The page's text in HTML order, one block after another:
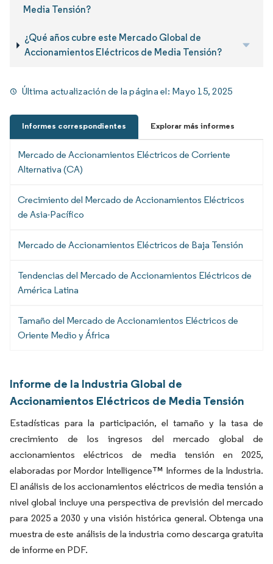
Media Tensión?
¿Qué años cubre este Mercado Global de
Accionamientos Eléctricos de Media Tensión?
Última actualización de la página el: Mayo 15, 2025
Informes correspondientes Explorar más informes
Mercado de Accionamientos Eléctricos de Corriente
Alternativa (CA)
Crecimiento del Mercado de Accionamientos Eléctricos
de Asia-Pacífico
Mercado de Accionamientos Eléctricos de Baja Tensión
Tendencias del Mercado de Accionamientos Eléctricos de
América Latina
Tamaño del Mercado de Accionamientos Eléctricos de
Oriente Medio y África
Informe de la Industria Global de
Accionamientos Eléctricos de Media Tensión
Estadísticas para la participación, el tamaño y la tasa de
crecimiento de los ingresos del mercado global de
accionamientos eléctricos de media tensión en 2025,
elaboradas por Mordor Intelligence™ Informes de la Industria.
El análisis de los accionamientos eléctricos de media tensión a
nivel global incluye una perspectiva de previsión del mercado
para 2025 a 2030 y una visión histórica general. Obtenga una
muestra de este análisis de la industria como descarga gratuita
de informe en PDF.